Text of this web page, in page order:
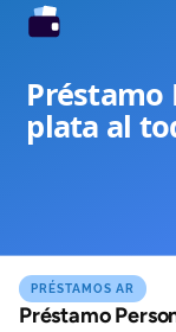
PRÉSTAMOS AR
Préstamo